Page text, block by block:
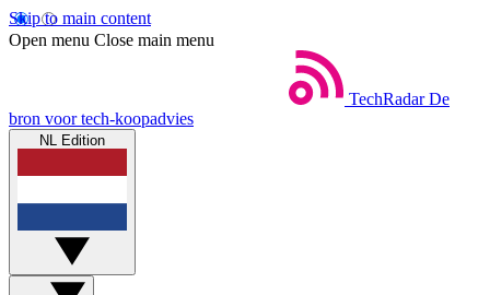
Skip to main content
Open menu Close main menu
TechRadar De
bron voor tech-koopadvies
NL Edition